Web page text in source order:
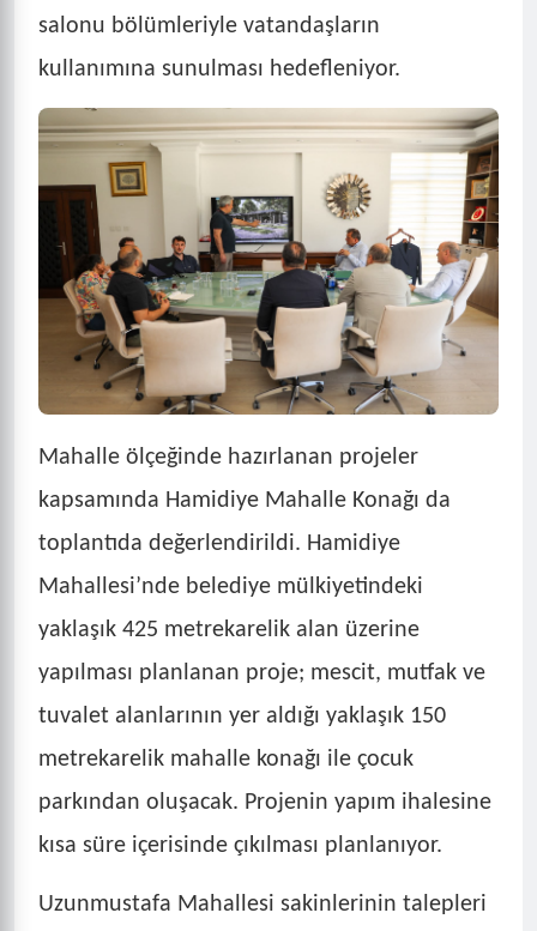
salonu bölümleriyle vatandaşların
kullanımına sunulması hedefleniyor.
Mahalle ölçeğinde hazırlanan projeler
kapsamında Hamidiye Mahalle Konağı da
toplantıda değerlendirildi. Hamidiye
Mahallesi’nde belediye mülkiyetindeki
yaklaşık 425 metrekarelik alan üzerine
yapılması planlanan proje; mescit, mutfak ve
tuvalet alanlarının yer aldığı yaklaşık 150
metrekarelik mahalle konağı ile çocuk
parkından oluşacak. Projenin yapım ihalesine
kısa süre içerisinde çıkılması planlanıyor.
Uzunmustafa Mahallesi sakinlerinin talepleri